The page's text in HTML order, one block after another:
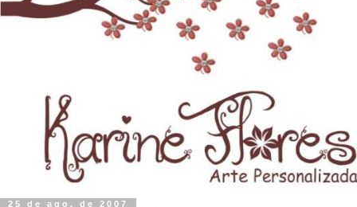
25 de ago. de 2007